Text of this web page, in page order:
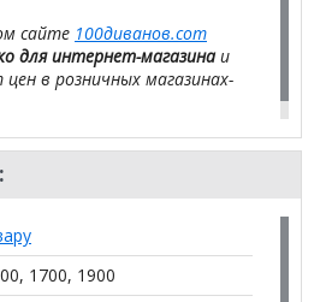
сайте 100диванов.com
для интернет-магазинаи
в розничных магазинах-
1700, 1900